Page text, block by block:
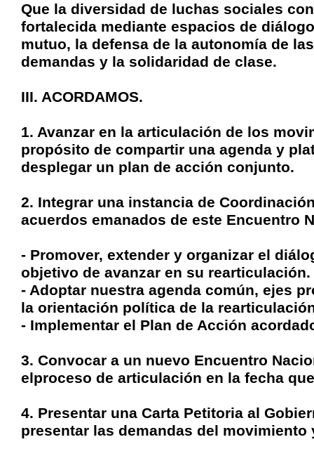
Que la diversidad de luchas sociales
fortalecida mediante espacios de
mutuo, la defensa de la autonomía de
demandas y la solidaridad de clase.
III. ACORDAMOS.
1. Avanzar en la articulación de los
propósito de compartir una agenda y
desplegar un plan de acción conjunto.
2. Integrar una instancia de
acuerdos emanados de este Encuentro
- Promover, extender y organizar el
objetivo de avanzar en su rearticulación.
- Adoptar nuestra agenda común, ejes
la orientación política de la
- Implementar el Plan de Acción
3. Convocar a un nuevo Encuentro
elproceso de articulación en la fecha
4. Presentar una Carta Petitoria al
presentar las demandas del